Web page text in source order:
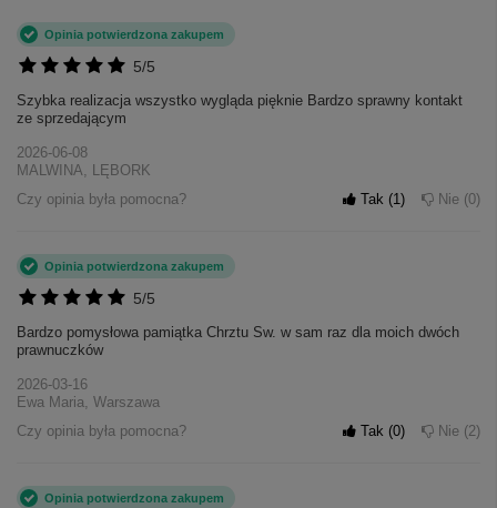
5/5
Opinia potwierdzona zakupem
Szybka realizacja wszystko wygląda pięknie Bardzo sprawny kontakt
ze sprzedającym
2026-06-08
MALWINA, LĘBORK
Czy opinia była pomocna?
Tak 1 Nie 0
5/5
Opinia potwierdzona zakupem
Bardzo pomysłowa pamiątka Chrztu Sw. w sam raz dla moich dwóch
prawnuczków
2026-03-16
Ewa Maria, Warszawa
Czy opinia była pomocna?
Tak 0 Nie 2
Opinia potwierdzona zakupem